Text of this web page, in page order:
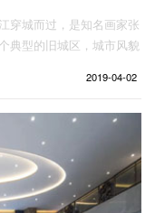
穿城而过，是知名画家张
典型的旧城区，城市风貌
2019-04-02